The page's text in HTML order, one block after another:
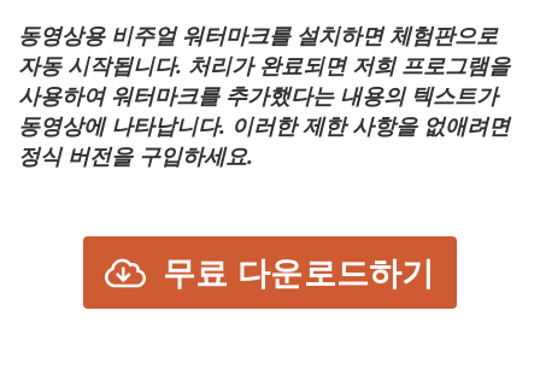
동영상용 비주얼 워터마크를 설치하면 체험판으로
자동 시작됩니다. 처리가 완료되면 저희 프로그램을
사용하여 워터마크를 추가했다는 내용의 텍스트가
동영상에 나타납니다. 이러한 제한 사항을 없애려면
정식 버전을 구입하세요.
무료 다운로드하기